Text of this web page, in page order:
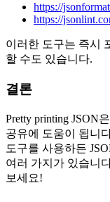
https://
https://
이러한 도구는 즉시
할 수도 있습니다.
결론
Pretty printing JSON
공유에 도움이 됩니
도구를 사용하든
여러 가지가 있습니
보세요!